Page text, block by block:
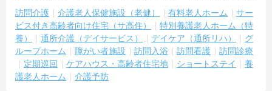
訪問介護 介護老人保健施設（老健） 有料老人ホーム
サー
ビス付き高齢者向け住宅（サ高住）
特別養護老人ホーム（特
養）
通所介護（デイサービス） デイケア（通所リハ）
グ
ループホーム
障がい者施設 訪問入浴 訪問看護
訪問診療
定期巡回
ケアハウス・高齢者住宅地 ショートステイ
養
護老人ホーム
介護予防